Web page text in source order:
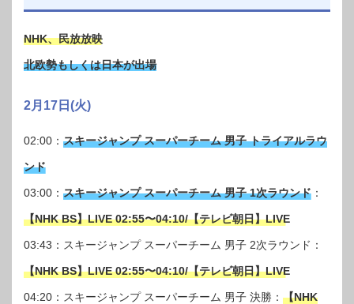
NHK、民放放映
北欧勢もしくは日本が出場
2月17日(火)
02:00： スキージャンプ スーパーチーム 男子 トライアルラウ
ンド
03:00： スキージャンプ スーパーチーム 男子 1次ラウンド ：
【NHK BS】LIVE 02:55〜04:10/【テレビ朝日】LIVE
03:43：スキージャンプ スーパーチーム 男子 2次ラウンド：
【NHK BS】LIVE 02:55〜04:10/【テレビ朝日】LIVE
04:20：スキージャンプ スーパーチーム 男子 決勝： 【NHK